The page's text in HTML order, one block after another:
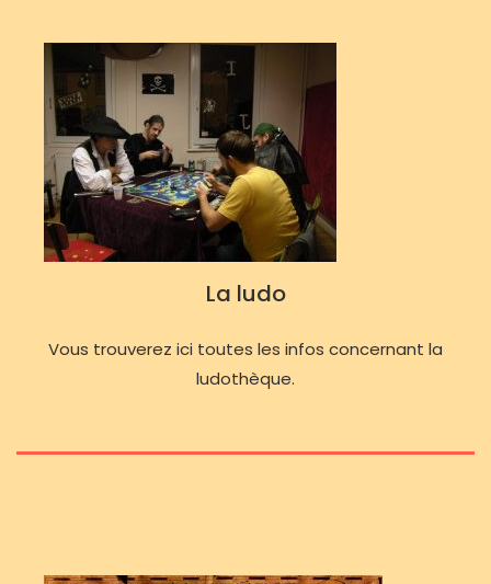
La ludo
Vous trouverez ici toutes les infos concernant la
ludothèque.